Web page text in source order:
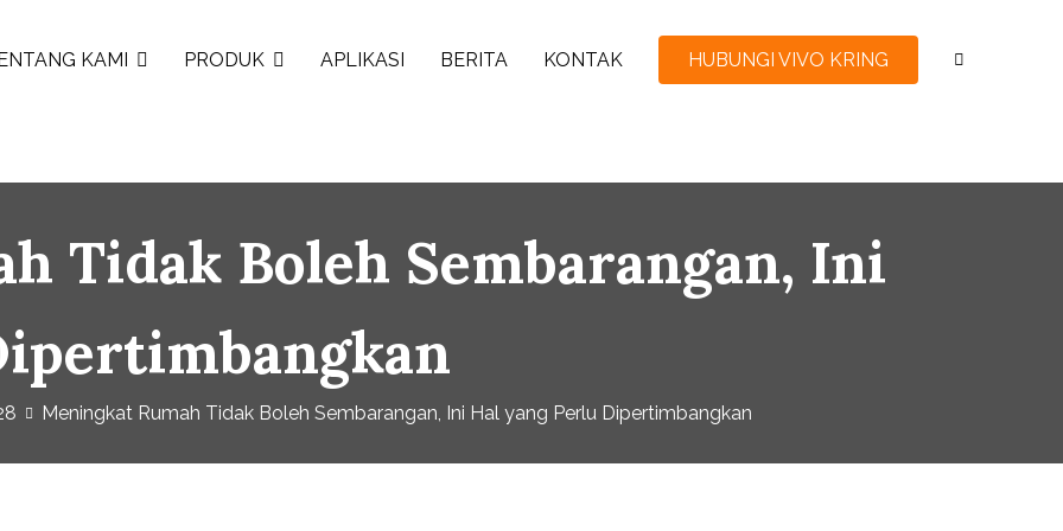
KAMI PRODUK APLIKASI BERITA KONTAK HUBUNGI VIVO KRING
Tidak Boleh Sembarangan, Ini
Meningkat Rumah Tidak Boleh Sembarangan, Ini Hal yang Perlu Dipertimbangkan